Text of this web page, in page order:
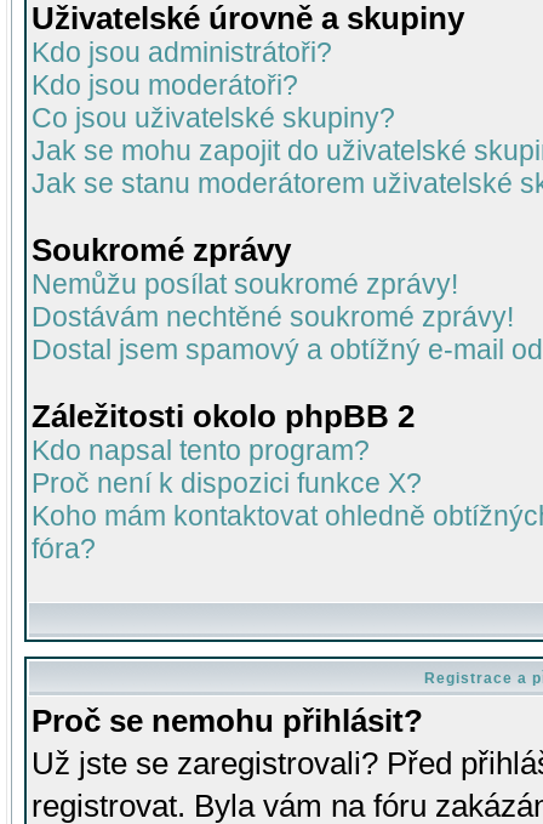
Uživatelské úrovně a skupiny
Kdo jsou administrátoři?
Kdo jsou moderátoři?
Co jsou uživatelské skupiny?
Jak se mohu zapojit do uživatelské
Jak se stanu moderátorem uživatelské
Soukromé zprávy
Nemůžu posílat soukromé zprávy!
Dostávám nechtěné soukromé zprávy!
Dostal jsem spamový a obtížný e-mail
Záležitosti okolo phpBB 2
Kdo napsal tento program?
Proč není k dispozici funkce X?
Koho mám kontaktovat ohledně
fóra?
Registrace a
Proč se nemohu přihlásit?
Už jste se zaregistrovali? Před
registrovat. Byla vám na fóru